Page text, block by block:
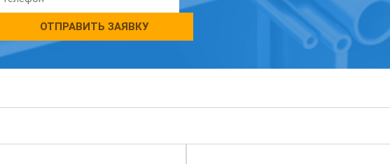
ОТПРАВИТЬ ЗАЯВКУ